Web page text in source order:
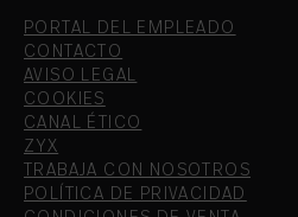
PORTAL DEL EMPLEADO
CONTACTO
AVISO LEGAL
COOKIES
CANAL ÉTICO
ZYX
TRABAJA CON NOSOTROS
POLÍTICA DE PRIVACIDAD